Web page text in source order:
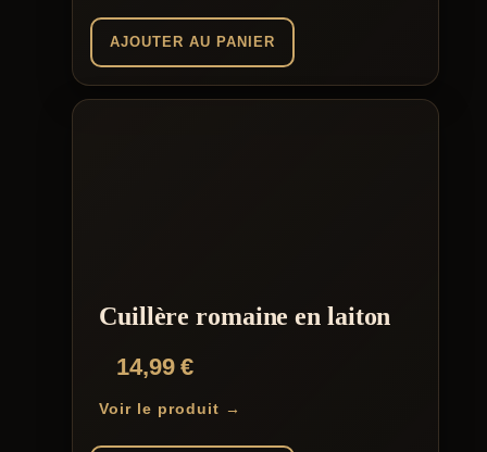
AJOUTER AU PANIER
Cuillère romaine en laiton
14,99€
Voir le produit →